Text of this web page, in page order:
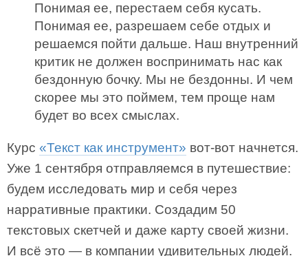
Понимая ее, перестаем себя кусать.
Понимая ее, разрешаем себе отдых и
решаемся пойти дальше. Наш внутренний
критик не должен воспринимать нас как
бездонную бочку. Мы не бездонны. И чем
скорее мы это поймем, тем проще нам
будет во всех смыслах.
Курс «Текст как инструмент» вот-вот начнется.
Уже 1 сентября отправляемся в путешествие:
будем исследовать мир и себя через
нарративные практики. Создадим 50
текстовых скетчей и даже карту своей жизни.
И всё это — в компании удивительных людей.